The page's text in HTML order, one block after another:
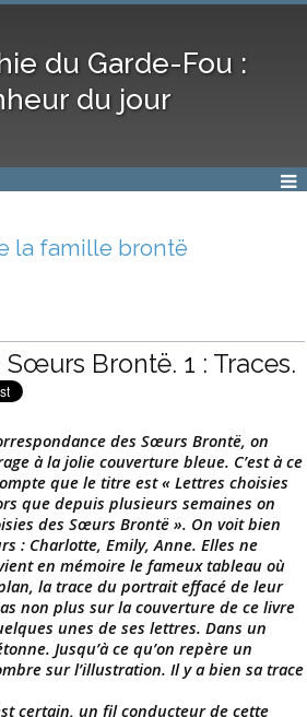
du Garde-Fou :
du jour
la famille brontë
Brontë. 1 : Traces.
des Sœurs Brontë, on
à la jolie couverture bleue. C’est à ce
que le titre est « Lettres choisies
que depuis plusieurs semaines on
des Sœurs Brontë ». On voit bien
: Charlotte, Emily, Anne. Elles ne
en mémoire le fameux tableau où
la trace du portrait effacé de leur
non plus sur la couverture de ce livre
unes de ses lettres. Dans un
Jusqu’à ce qu’on repère un
sur l’illustration. Il y a bien sa trace
certain, un fil conducteur de cette